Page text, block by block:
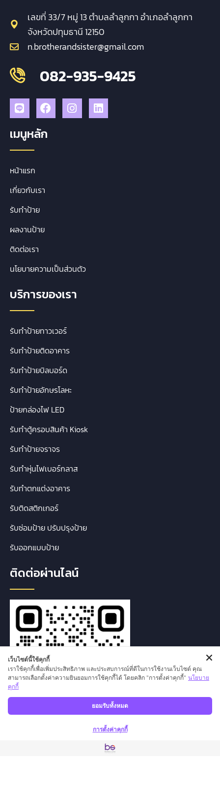
เลขที่ 33/7 หมู่ 13 ตำบลลำลูกกา อำเภอลำลูกกา
จังหวัดปทุมธานี 12150
n.brotherandsister@gmail.com
082-935-9425
เมนูหลัก
หน้าแรก
เกี่ยวกับเรา
รับทำป้าย
ผลงานป้าย
ติดต่อเรา
นโยบายความเป็นส่วนตัว
บริการของเรา
รับทำป้ายทาวเวอร์
รับทำป้ายติดอาคาร
รับทำป้ายบิลบอร์ด
รับทำป้ายอักษรโลหะ
ป้ายกล่องไฟ LED
รับทำตู้ครอบสินค้า Kiosk
รับทำป้ายจราจร
รับทำหุ่นไฟเบอร์กลาส
รับทำตกแต่งอาคาร
รับติดสติกเกอร์
รับซ่อมป้าย ปรับปรุงป้าย
รับออกแบบป้าย
ติดต่อผ่านไลน์
เว็บไซต์นี้ใช้คุกกี้
เราใช้คุกกี้เพื่อเพิ่มประสิทธิภาพ และประสบการณ์ที่ดีในการใช้งานเว็บไซต์ คุณ
สามารถเลือกตั้งค่าความยินยอมการใช้คุกกี้ได้ โดยคลิก "การตั้งค่าคุกกี้" นโยบาย
คุกกี้
ยอมรับทั้งหมด
การตั้งค่าคุกกี้